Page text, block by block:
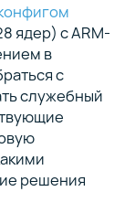
ядер) с ARM-
в
с
служебный
решения